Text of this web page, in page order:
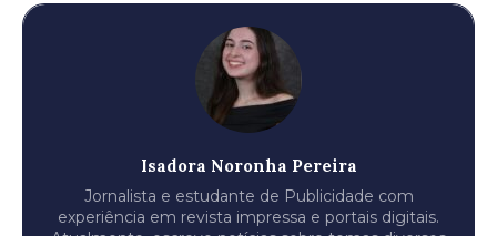
Isadora Noronha Pereira
Jornalista e estudante de Publicidade com
experiência em revista impressa e portais digitais.